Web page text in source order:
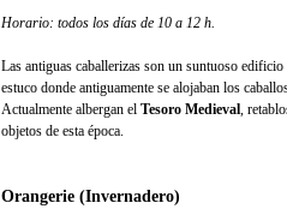
Horario: todos los días de 10 a 12 h.
Las antiguas caballerizas son un suntuoso
estuco donde antiguamente se alojaban los
Actualmente albergan el Tesoro Medieval,
objetos de esta época.
Orangerie (Invernadero)